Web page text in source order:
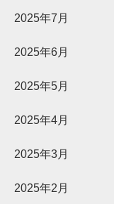
2025年7月
2025年6月
2025年5月
2025年4月
2025年3月
2025年2月